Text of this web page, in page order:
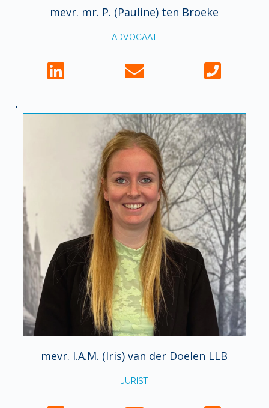
mevr. mr. P. (Pauline) ten Broeke
ADVOCAAT
mevr. I.A.M. (Iris) van der Doelen LLB
JURIST